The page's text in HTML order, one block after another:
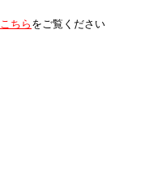
こちら をご覧ください